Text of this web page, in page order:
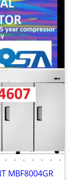
• • • • • • •
MBF8004GR